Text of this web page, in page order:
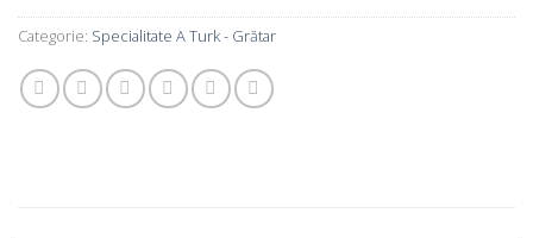
Categorie: Specialitate A Turk - Grătar